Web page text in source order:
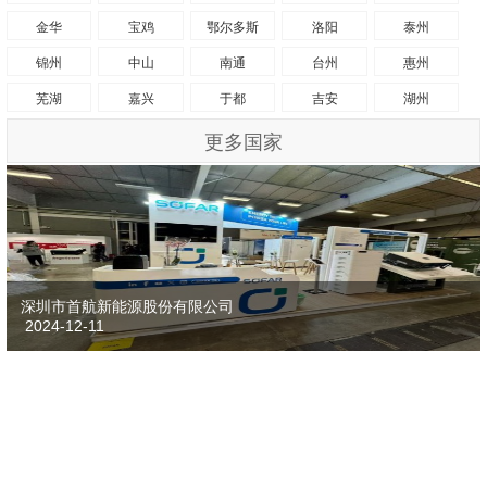
金华
宝鸡 鄂尔多斯 洛阳
泰州
锦州
中山 南通 台州
惠州
芜湖
嘉兴 于都 吉安 湖州
更多国家
深圳市首航新能源股份有限公司
2024-12-11